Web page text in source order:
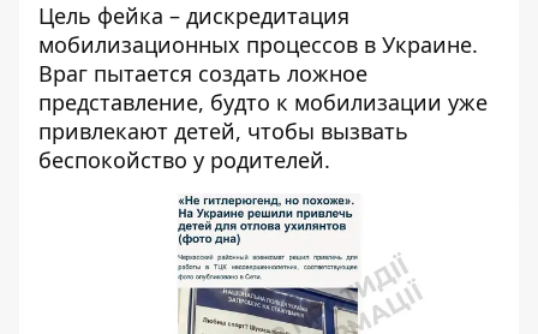
Цель фейка – дискредитация
мобилизационных процессов в Украине.
Враг пытается создать ложное
представление, будто к мобилизации уже
привлекают детей, чтобы вызвать
беспокойство у родителей.